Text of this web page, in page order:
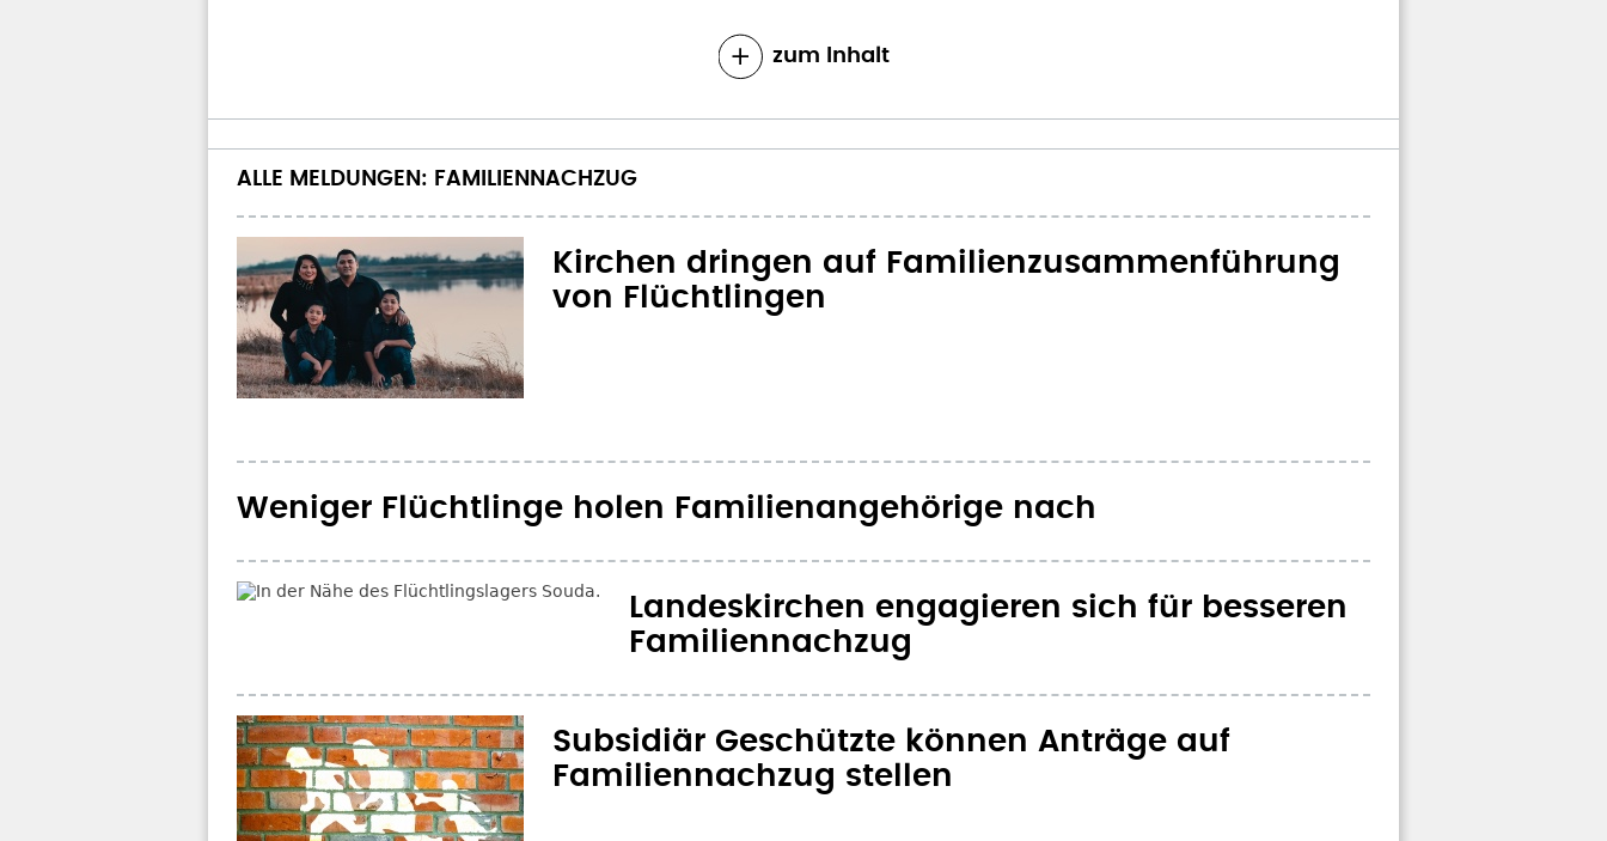
zum Inhalt
ALLE MELDUNGEN: FAMILIENNACHZUG
Kirchen dringen auf Familienzusammenführung
von Flüchtlingen
Weniger Flüchtlinge holen Familienangehörige nach
Landeskirchen engagieren sich für besseren
Familiennachzug
Subsidiär Geschützte können Anträge auf
Familiennachzug stellen